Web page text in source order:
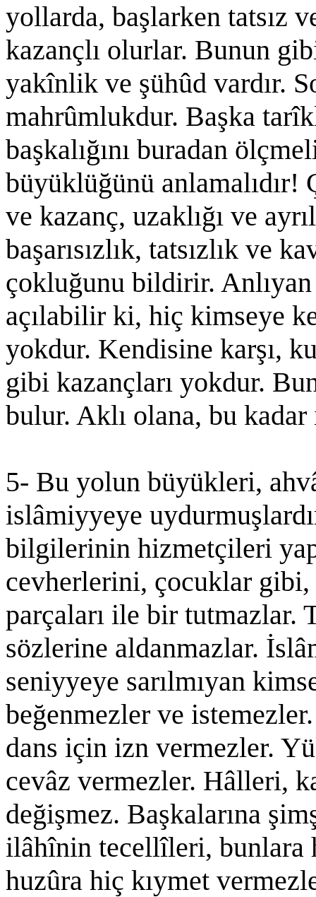
yollarda, başlarken tatsız
kazançlı olurlar. Bunun
yakînlik ve şühûd vardır.
mahrûmlukdur. Başka
başkalığını buradan
büyüklüğünü anlamalıdır!
ve kazanç, uzaklığı ve
başarısızlık, tatsızlık ve
çokluğunu bildirir.
açılabilir ki, hiç kimseye
yokdur. Kendisine karşı,
gibi kazançları yokdur.
bulur. Aklı olana, bu
5- Bu yolun büyükleri,
islâmiyyeye
bilgilerinin hizmetçileri
cevherlerini, çocuklar
parçaları ile bir tutmazlar.
sözlerine aldanmazlar.
seniyyeye sarılmıyan
beğenmezler ve
dans için izn vermezler.
cevâz vermezler. Hâlleri,
değişmez. Başkalarına
ilâhînin tecellîleri, bunlara
huzûra hiç kıymet